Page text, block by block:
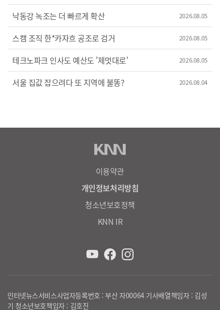
낙동강 녹조는 더 빠르게 확산 2026.08.05
스캠 조직 한*카자흐 공조로 검거 2026.08.05
테크노파크 인사도 예산도 '제멋대로' 2026.08.05
서울 집값 잡으려다 또 지역에 불똥? 2026.08.04
이용약관
개인정보처리방침
청소년보호정책
KNN IR
인터넷뉴스서비스사업자등록번호 : 부산 자00064 기사배열책임자 : 김성
기 청소년보호책임자 : 김호진